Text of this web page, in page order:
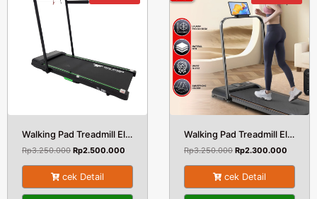
Walking Pad Treadmill Elektrik TL-220 Total Fitness Bandung Series Terbaru Lebih Terjangkau (salin)
Rp3.250.000 Rp2.500.000
cek Detail
Walking Pad Treadmill Elektrik CH21 Total Fitness Bandung Series Terbaru Lebih Terjangkau
Rp3.250.000 Rp2.300.000
cek Detail